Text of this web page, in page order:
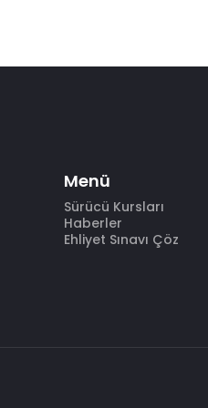
Menü
Sürücü Kursları
Haberler
Ehliyet Sınavı Çöz